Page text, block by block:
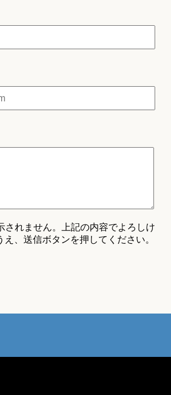
されません。上記の内容でよろしけ
、送信ボタンを押してください。